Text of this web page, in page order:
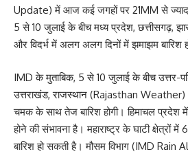
Update) में आज कई जगहों पर 21MM से ज्यादा
5 से 10 जुलाई के बीच मध्य प्रदेश, छत्तीसगढ़,
और विदर्भ में अलग अलग दिनों में झमाझम बारिश
IMD के मुताबिक, 5 से 10 जुलाई के बीच उत्तर-
उत्तराखंड, राजस्थान (Rajasthan
चमक के साथ तेज बारिश होगी। हिमाचल प्रदेश
होने की संभावना है। महाराष्ट्र के घाटी क्षेत्रों
बारिश हो सकती है। मौसम विभाग (IMD Rain